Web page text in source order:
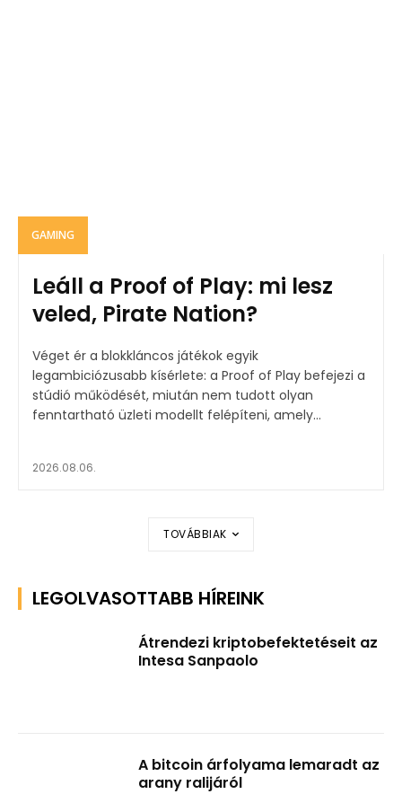
GAMING
Leáll a Proof of Play: mi lesz
veled, Pirate Nation?
Véget ér a blokkláncos játékok egyik
legambiciózusabb kísérlete: a Proof of Play befejezi a
stúdió működését, miután nem tudott olyan
fenntartható üzleti modellt felépíteni, amely...
2026.08.06.
TOVÁBBIAK
LEGOLVASOTTABB HÍREINK
Átrendezi kriptobefektetéseit az
Intesa Sanpaolo
A bitcoin árfolyama lemaradt az
arany ralijáról